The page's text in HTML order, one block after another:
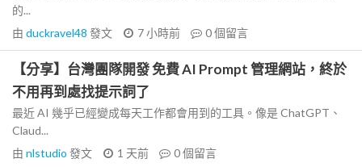
的...
由 duckravel48 發文 7 小時前 0個留言
【分享】台灣團隊開發 免費 AI Prompt 管理網站，終於
不用再到處找提示詞了
最近 AI 幾乎已經變成每天工作都會用到的工具。像是 ChatGPT、
Claud...
由 nlstudio 發文 1 天前 0個留言